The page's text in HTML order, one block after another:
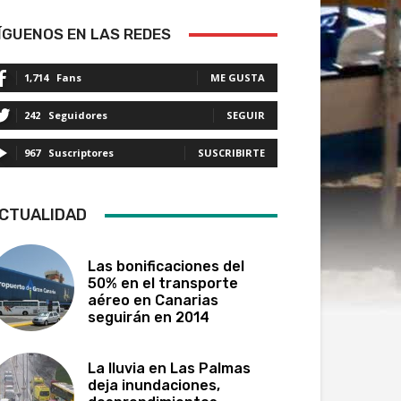
EN LAS REDES
1,714 Fans ME GUSTA
242 Seguidores SEGUIR
967 Suscriptores SUSCRIBIRTE
Las bonificaciones del
50% en el transporte
aéreo en Canarias
seguirán en 2014
La lluvia en Las Palmas
deja inundaciones,